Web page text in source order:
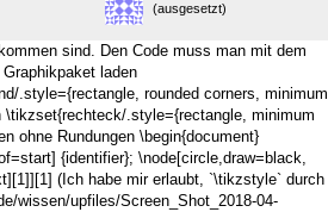
(ausgesetzt)
sind. Den Code muss man mit dem
laden
.style={rectangle, rounded corners, minimum
.style={rectangle, minimum
ohne Rundungen \begin{document}
{identifier}; \node[circle,draw=black,
(Ich habe mir erlaubt, `\tikzstyle` durch
wissen/upfiles/Screen_Shot_2018-04-